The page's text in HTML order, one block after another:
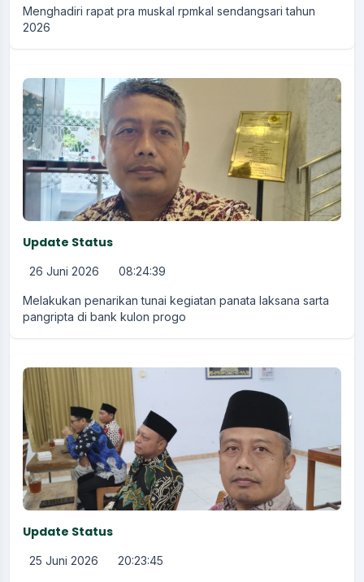
Menghadiri rapat pra muskal rpmkal sendangsari tahun
2026
Update Status
26 Juni 2026 08:24:39
Melakukan penarikan tunai kegiatan panata laksana sarta
pangripta di bank kulon progo
Update Status
25 Juni 2026 20:23:45